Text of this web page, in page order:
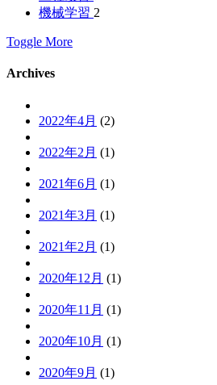
機械学習 2
Toggle More
Archives
2022年4月 (2)
2022年2月 (1)
2021年6月 (1)
2021年3月 (1)
2021年2月 (1)
2020年12月 (1)
2020年11月 (1)
2020年10月 (1)
2020年9月 (1)